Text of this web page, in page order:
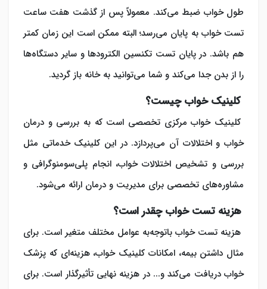
طول خواب ضبط می‌کند. معمولاً پس از گذشت هفت ساعت
تست خواب به پایان می‌رسد؛ البته ممکن است این زمان کمتر
هم باشد. در پایان تست تکنسین الکترودها و سایر دستگاه‌ها
را از بدن جدا می‌کند و شما می‌توانید به خانه باز گردید.
کلینیک خواب چیست؟
کلینیک خواب مرکزی تخصصی است که به بررسی و درمان
خواب و اختلالات آن می‌پردازد. در این کلینیک‌ خدماتی مثل
بررسی و تشخیص اختلالات خواب، انجام پلی‌سومنوگرافی و
مشاوره‌های تخصصی برای مدیریت و درمان ارائه می‌شود.
هزینه تست خواب چقدر است؟
هزینه تست خواب باتوجه‌به عوامل مختلف متغیر است. برای
مثال داشتن بیمه، امکانات کلینیک خواب، هزینه‌ای که پزشک
خواب دریافت می‌کند و... در هزینه نهایی تأثیرگذار است. برای